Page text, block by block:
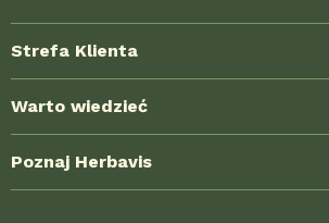
Strefa Klienta
Dostawa i koszty wysyłki
Formy płatności
Jak kupować?
Warto wiedzieć
Blog ze świata ziół
Najczęstsze pytania (FAQ)
Poznaj Herbavis